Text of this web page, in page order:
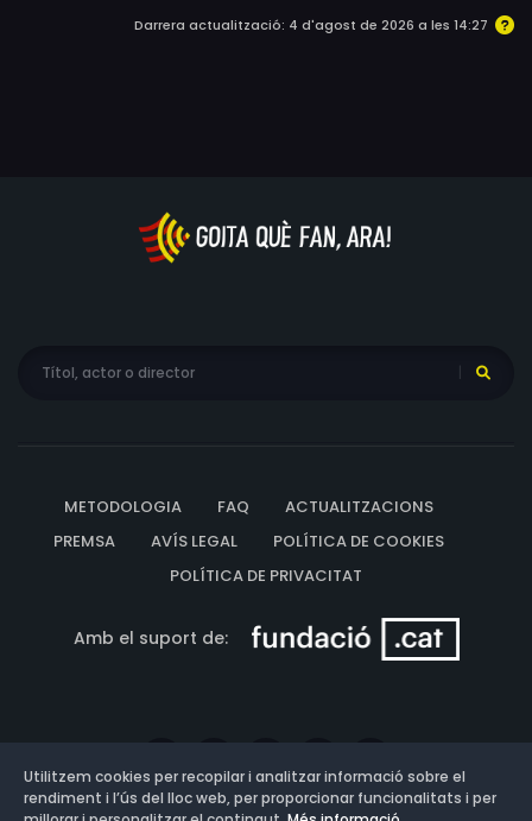
Darrera actualització: 4 d'agost de 2026 a les 14:27
METODOLOGIA FAQ
ACTUALITZACIONS
PREMSA
AVÍS LEGAL
POLÍTICA DE COOKIES
POLÍTICA DE PRIVACITAT
Amb el suport de:
Utilitzem cookies per recopilar i analitzar informació sobre el
rendiment i l’ús del lloc web, per proporcionar funcionalitats i per